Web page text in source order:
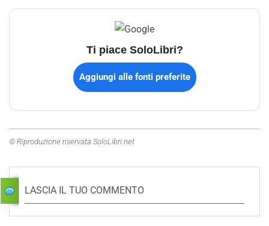
Ti piace SoloLibri?
Aggiungi alle fonti preferite
© Riproduzione riservata SoloLibri.net
LASCIA IL TUO COMMENTO